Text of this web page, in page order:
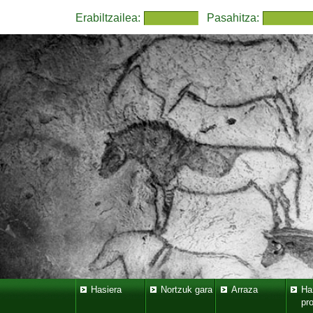
Erabiltzailea: Pasahitza:
Hasiera Nortzuk gara Arraza